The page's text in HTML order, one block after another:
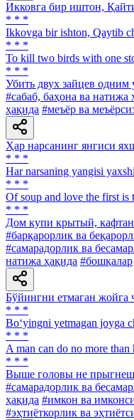
Икковга бир иштон,
* * *
Ikkovga bir ishton, Qaytib
* * *
To kill two birds with one
* * *
Убить двух зайцев одним
#сабаб, баҳона ва натижа
ҳақида #меъёр ва
Ҳар нарсанинг янгиси
* * *
Har narsaning yangisi
* * *
Of soup and love the first is
* * *
Дом купи крытый,
#барқарорлик ва
#самарадорлик ва
натижа ҳақида #бошқалар
Бўйингни етмаган жойга
* * *
Bo‘yingni yetmagan joyga
* * *
A man can do no more than
* * *
Выше головы не
#самарадорлик ва
ҳақида #имкон ва
#эҳтиёткорлик ва